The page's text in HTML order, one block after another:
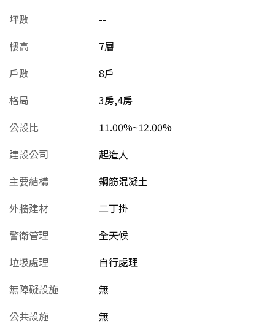
坪數
--
樓高
7層
戶數
8戶
格局
3房,4房
公設比
11.00%~12.00%
建設公司
起造人
主要結構
鋼筋混凝土
外牆建材
二丁掛
警衛管理
全天候
垃圾處理
自行處理
無障礙設施
無
公共設施
無